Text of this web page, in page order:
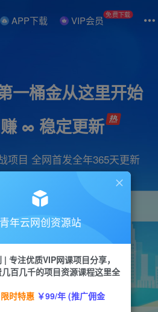
APP下载 VIP会员 免费下载
一桶金从这里开始
∞ 稳定更新
项目 全网首发全年365天更新
抖音 短视频 剪辑 会员
青年云网创资源站
专注优质VIP网课项目分享，
百几千的项目资源课程这里全
限时特惠 ￥99/年 (推广佣金